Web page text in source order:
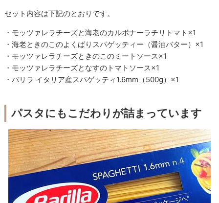
セット内容は下記のとおりです。
・モッツァレラチーズと海老のカルボナーラチリトマト×1
・海老ときのこのよくばりスパゲッティー（醤油バター）×1
・モッツァレラチーズときのこのミートソース×1
・モッツァレラチーズとなすのトマトソース×1
・バリラ イタリア産スパゲッティ1.6mm（500g）×1
パスタにもこだわりが詰まっています